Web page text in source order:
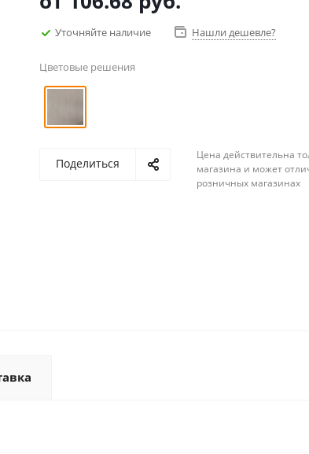
Уточняйте наличие Нашли дешевле?
Цветовые решения
Поделиться
Цена действительна
магазина и может
розничных магазинах